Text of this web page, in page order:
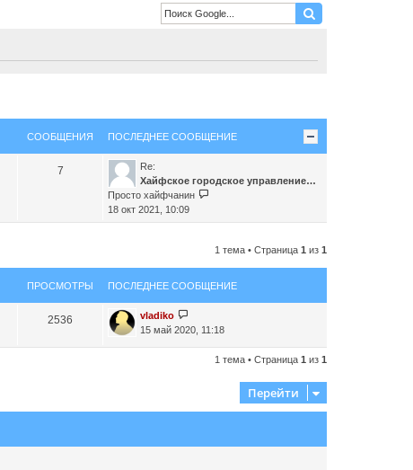
СООБЩЕНИЯ ПОСЛЕДНЕЕ СООБЩЕНИЕ
7
Re:
Хайфское городское управление…
Просто хайфчанин
р
й
т
и
е
е
18 окт 2021, 10:09
1 тема • Страница 1 из 1
ПРОСМОТРЫ ПОСЛЕДНЕЕ СООБЩЕНИЕ
2536
vladiko
15 май 2020, 11:18
1 тема • Страница 1 из 1
Перейти